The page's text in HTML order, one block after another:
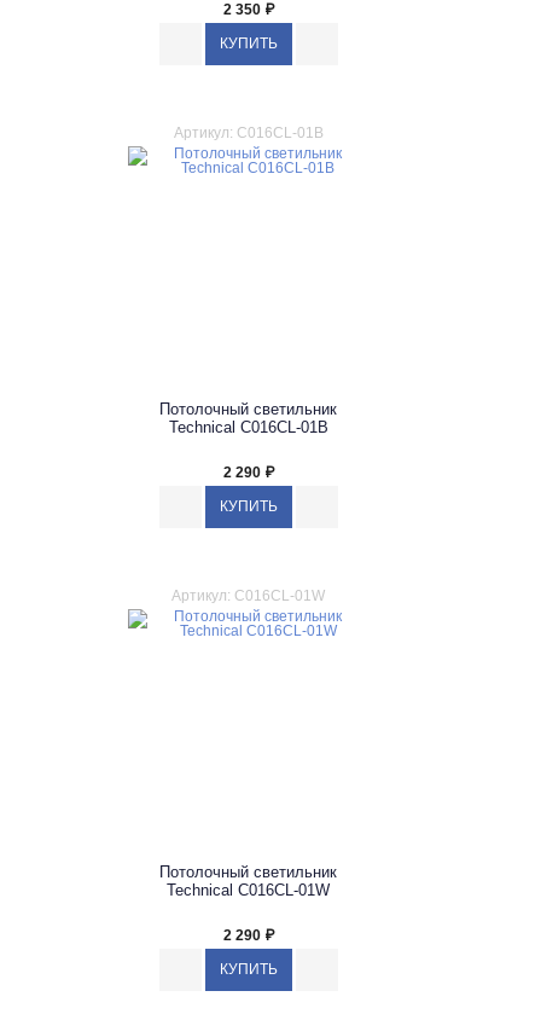
2 350 ₽
Артикул: C016CL-01B
Потолочный светильник
Technical C016CL-01B
2 290 ₽
Артикул: C016CL-01W
Потолочный светильник
Technical C016CL-01W
2 290 ₽